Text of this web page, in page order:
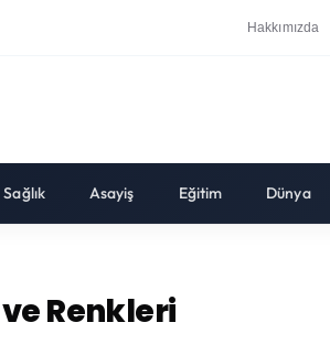
Hakkımızda
Sağlık Asayiş Eğitim Dünya
ve Renkleri